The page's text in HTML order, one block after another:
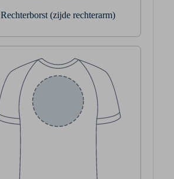
Rechterborst (zijde rechterarm)